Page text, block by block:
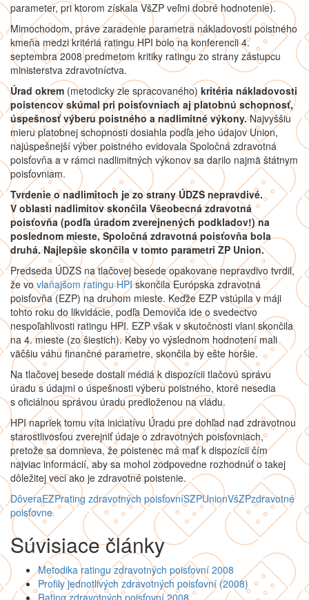
parameter, pri ktorom získala VšZP veľmi dobré hodnotenie).
Mimochodom, práve zaradenie parametra nákladovosti poistného
kmeňa medzi kritériá ratingu HPI bolo na konferencii 4.
septembra 2008 predmetom kritiky ratingu zo strany zástupcu
ministerstva zdravotníctva.
Úrad okrem (metodicky zle spracovaného) kritéria nákladovosti
poistencov skúmal pri poisťovniach aj platobnú schopnosť,
úspešnosť výberu poistného a nadlimitné výkony.Najvyššiu
mieru platobnej schopnosti dosiahla podľa jeho údajov Union,
najúspešnejší výber poistného evidovala Spoločná zdravotná
poisťovňa a v rámci nadlimitných výkonov sa darilo najmä štátnym
poisťovniam.
Tvrdenie o nadlimitoch je zo strany ÚDZS nepravdivé.
V oblasti nadlimitov skončila Všeobecná zdravotná
poisťovňa (podľa úradom zverejnených podkladov!) na
poslednom mieste, Spoločná zdravotná poisťovňa bola
druhá. Najlepšie skončila v tomto parametri ZP Union.
Predseda ÚDZS na tlačovej besede opakovane nepravdivo tvrdil,
že vovlaňajšom ratingu HPIskončila Európska zdravotná
poisťovňa (EZP) na druhom mieste. Keďže EZP vstúpila v máji
tohto roku do likvidácie, podľa Demoviča ide o svedectvo
nespoľahlivosti ratingu HPI. EZP však v skutočnosti vlani skončila
na 4. mieste (zo šiestich). Keby vo výslednom hodnotení mali
väčšiu váhu finančné parametre, skončila by ešte horšie.
Na tlačovej besede dostali médiá k dispozícii tlačovú správu
úradu s údajmi o úspešnosti výberu poistného, ktoré nesedia
s oficiálnou správou úradu predloženou na vládu.
HPI napriek tomu víta iniciatívu Úradu pre dohľad nad zdravotnou
starostlivosťou zverejniť údaje o zdravotných poisťovniach,
pretože sa domnieva, že poistenec má mať k dispozícii čím
najviac informácií, aby sa mohol zodpovedne rozhodnúť o takej
dôležitej veci ako je zdravotné poistenie.
DôveraEZPrating zdravotných poisťovníSZPUnionVšZPzdravotné
poisťovne
Súvisiace články
Metodika ratingu zdravotných poisťovní 2008
Profily jednotlivých zdravotných poisťovní (2008)
Rating zdravotných poisťovní 2008